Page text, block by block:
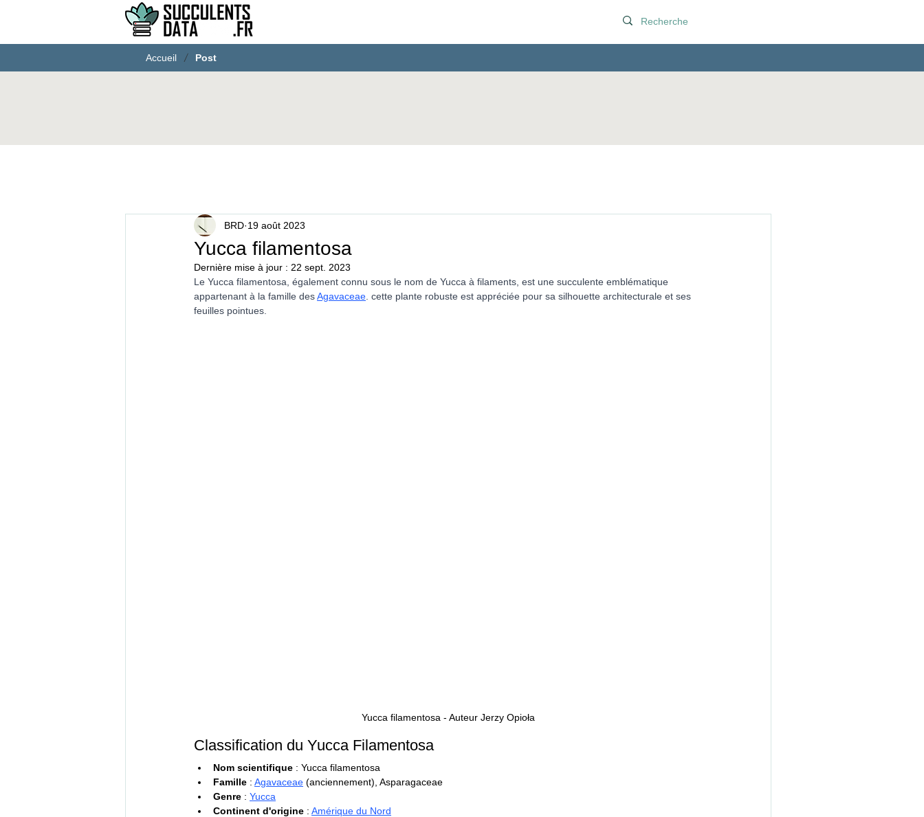
Yucca filamentosa
BRD 19 août 2023
Dernière mise à jour : 22 sept. 2023
Le Yucca filamentosa, également connu sous le nom de Yucca à filaments, est une succulente emblématique
appartenant à la famille des Agavaceae . cette plante robuste est appréciée pour sa silhouette architecturale et ses
feuilles pointues.
Yucca filamentosa - Auteur Jerzy Opioła
Classification du Yucca Filamentosa
Nom scientifique : Yucca filamentosa
Famille : Agavaceae (anciennement), Asparagaceae
Genre : Yucca
Continent d'origine : Amérique du Nord
Accueil / Post